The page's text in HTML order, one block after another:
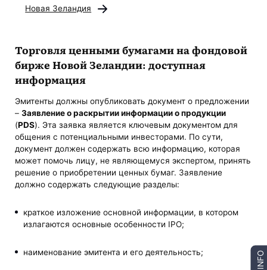
Новая Зеландия
Торговля ценными бумагами на фондовой
бирже Новой Зеландии: доступная
информация
Эмитенты должны опубликовать документ о предложении
–Заявление о раскрытии информации о продукции
(PDS). Эта заявка является ключевым документом для
общения с потенциальными инвесторами. По сути,
документ должен содержать всю информацию, которая
может помочь лицу, не являющемуся экспертом, принять
решение о приобретении ценных бумаг. Заявление
должно содержать следующие разделы:
краткое изложение основной информации, в котором
излагаются основные особенности IPO;
наименование эмитента и его деятельность; INFO